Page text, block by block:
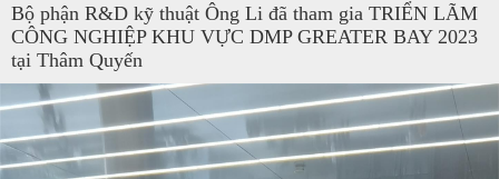
Bộ phận R&D kỹ thuật Ông Li đã tham gia TRIỂN LÃM
CÔNG NGHIỆP KHU VỰC DMP GREATER BAY 2023
tại Thâm Quyến